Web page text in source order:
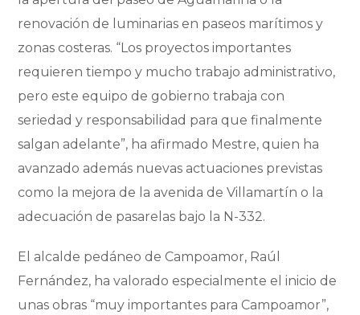
renovación de luminarias en paseos marítimos y
zonas costeras. “Los proyectos importantes
requieren tiempo y mucho trabajo administrativo,
pero este equipo de gobierno trabaja con
seriedad y responsabilidad para que finalmente
salgan adelante”, ha afirmado Mestre, quien ha
avanzado además nuevas actuaciones previstas
como la mejora de la avenida de Villamartín o la
adecuación de pasarelas bajo la N-332.
El alcalde pedáneo de Campoamor, Raúl
Fernández, ha valorado especialmente el inicio de
unas obras “muy importantes para Campoamor”,